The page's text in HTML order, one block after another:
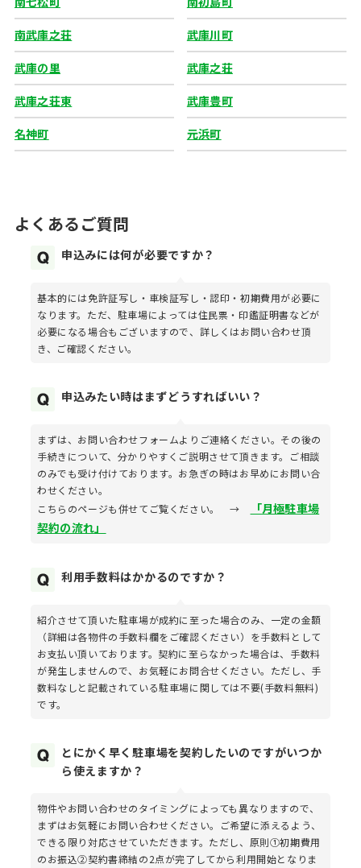
南武庫之荘 武庫川町
武庫の里 武庫之荘
武庫之荘東 武庫豊町
名神町 元浜町
よくあるご質問
申込みには何が必要ですか？
基本的には免許証写し・車検証写し・認印・初期費用が必要に
なります。ただ、駐車場によっては住民票・印鑑証明書などが
必要になる場合もございますので、詳しくはお問い合わせ頂
き、ご確認ください。
申込みたい時はまずどうすればいい？
まずは、お問い合わせフォームよりご連絡ください。その後の
手続きについて、分かりやすくご説明させて頂きます。ご相談
のみでも受け付けております。お急ぎの時はお早めにお問い合
わせください。
こちらのページも併せてご覧ください。 →
「月極駐車場
契約の流れ」
利用手数料はかかるのですか？
紹介させて頂いた駐車場が成約に至った場合のみ、一定の金額
（詳細は各物件の手数料欄をご確認ください）を手数料として
お支払い頂いております。契約に至らなかった場合は、手数料
が発生しませんので、お気軽にお問合せください。ただし、手
数料なしと記載されている駐車場に関しては不要(手数料無料)
です。
とにかく早く駐車場を契約したいのですがいつか
ら使えますか？
物件やお問い合わせのタイミングによっても異なりますので、
まずはお気軽にお問い合わせください。ご希望に添えるよう、
できる限り対応させていただきます。ただし、原則①初期費用
のお振込②契約書締結の2点が完了してから利用開始となりま